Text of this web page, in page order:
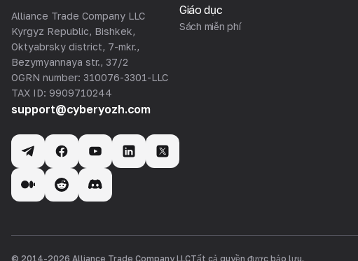
Alliance Trade Company LLC
Kyrgyz Republic, Bishkek,
Oktyabrsky district, 7-mkr.,
Bezymyannaya str., 37/2
OGRN number: 310076-3301-LLC
TAX ID: 9909710244
support@cyberyozh.com
Giáo dục
Sách miễn phí
© 2014-2026 Alliance Trade Company LLCTất cả quyền được bảo lưu.